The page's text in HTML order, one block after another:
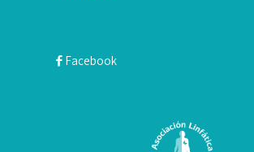
Facebook